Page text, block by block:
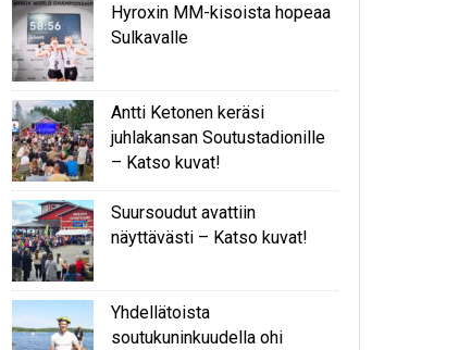
Hyroxin MM-kisoista hopeaa
Sulkavalle
Antti Ketonen keräsi
juhlakansan Soutustadionille
– Katso kuvat!
Suursoudut avattiin
näyttävästi – Katso kuvat!
Yhdellätoista
soutukuninkuudella ohi